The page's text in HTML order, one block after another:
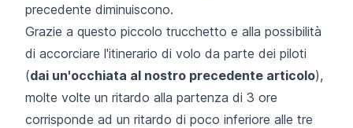
precedente diminuiscono.
Grazie a questo piccolo trucchetto e alla possibilità
di accorciare l'itinerario di volo da parte dei piloti
(dai un'occhiata al nostro precedente articolo),
molte volte un ritardo alla partenza di 3 ore
corrisponde ad un ritardo di poco inferiore alle tre